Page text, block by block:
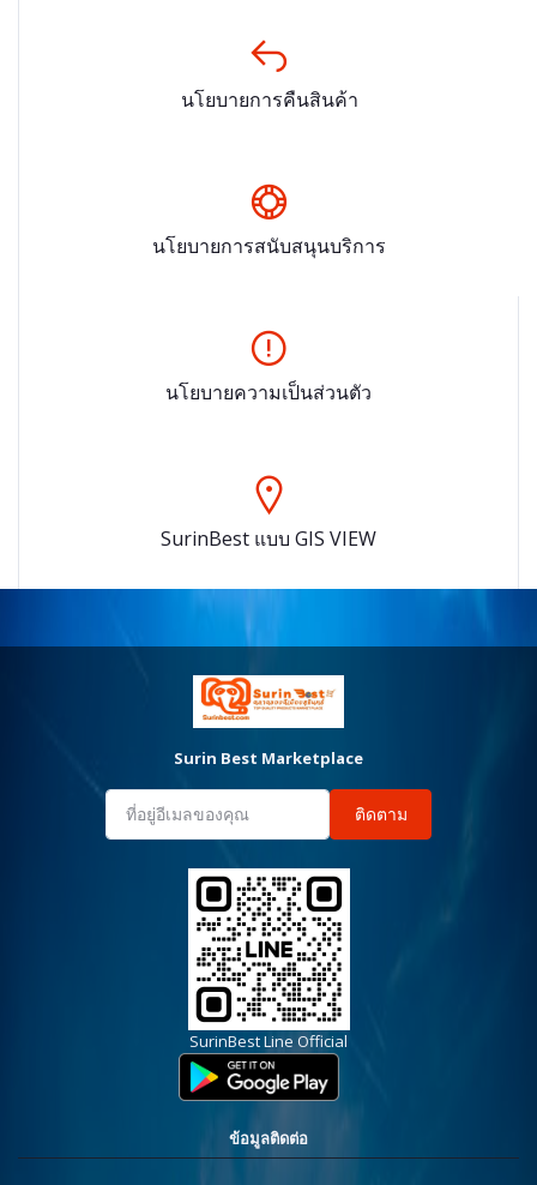
นโยบายการคืนสินค้า
นโยบายการสนับสนุนบริการ
นโยบายความเป็นส่วนตัว
SurinBest แบบ GIS VIEW
Surin Best Marketplace
ติดตาม
SurinBest Line Official
ข้อมูลติดต่อ